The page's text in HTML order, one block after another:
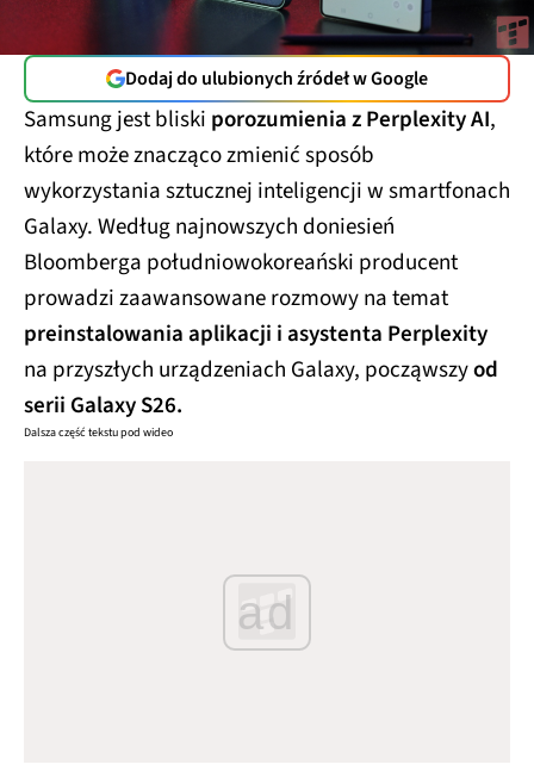
Dodaj do ulubionych źródeł w Google
Samsung jest bliski porozumienia z Perplexity AI,
które może znacząco zmienić sposób
wykorzystania sztucznej inteligencji w smartfonach
Galaxy. Według najnowszych doniesień
Bloomberga południowokoreański producent
prowadzi zaawansowane rozmowy na temat
preinstalowania aplikacji i asystenta Perplexity
na przyszłych urządzeniach Galaxy, począwszyod
serii Galaxy S26.
Dalsza część tekstu pod wideo
ad